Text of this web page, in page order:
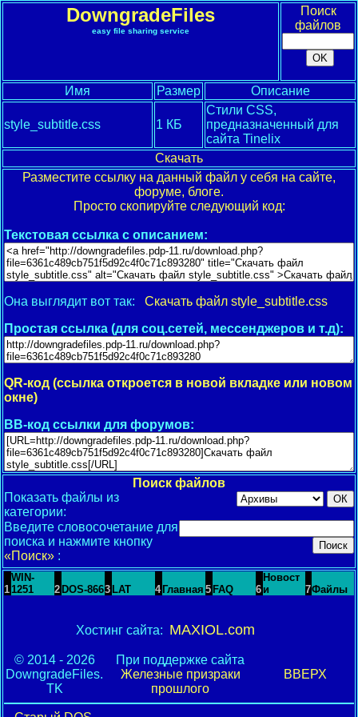
DowngradeFiles
easy file sharing service
Поиск
файлов
Имя Размер Описание
style_subtitle.css 1 КБ
Стили CSS,
предназначенный для
сайта Tinelix
Скачать
Разместите ссылку на данный файл у себя на сайте,
форуме, блоге.
Просто скопируйте следующий код:
Текстовая ссылка с описанием:
Она выглядит вот так: Скачать файл style_subtitle.css
Простая ссылка (для соц.сетей, мессенджеров и т.д):
QR-код (ссылка откроется в новой вкладке или новом
окне)
BB-код ссылки для форумов:
Поиск файлов
Показать файлы из
категории:
Введите словосочетание для
поиска и нажмите кнопку
«Поиск» :
1
WIN-
1251
2 DOS-8663 LAT 4 Главная 5 FAQ 6
Новост
и
7Файлы
Хостинг сайта: MAXIOL.com
© 2014 - 2026
DowngradeFiles.
TK
При поддержке сайта
Железные призраки
прошлого
ВВЕРХ